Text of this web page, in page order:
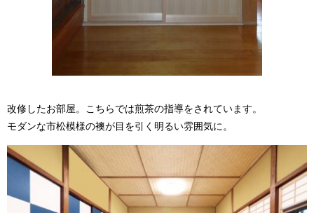
改修したお部屋。こちらでは煎茶の指導をされています。
モダンな市松模様の襖が目を引く明るい雰囲気に。